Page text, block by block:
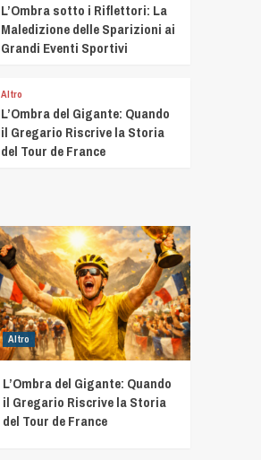
L’Ombra sotto i Riflettori: La
Maledizione delle Sparizioni ai
Grandi Eventi Sportivi
Altro
L’Ombra del Gigante: Quando
il Gregario Riscrive la Storia
del Tour de France
Altro
L’Ombra del Gigante: Quando
il Gregario Riscrive la Storia
del Tour de France